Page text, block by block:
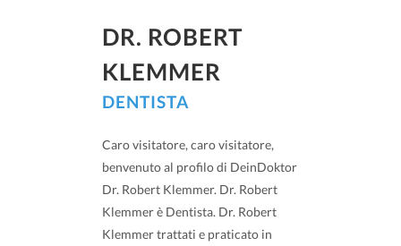
DR. ROBERT
KLEMMER
DENTISTA
Caro visitatore, caro visitatore,
benvenuto al profilo di DeinDoktor
Dr. Robert Klemmer. Dr. Robert
Klemmer è Dentista. Dr. Robert
Klemmer trattati e praticato in